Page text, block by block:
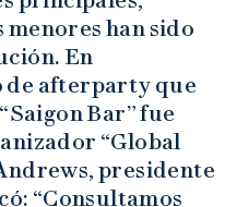
han sido
En
de afterparty que
Bar” fue
“Global
presidente
“Consultamos